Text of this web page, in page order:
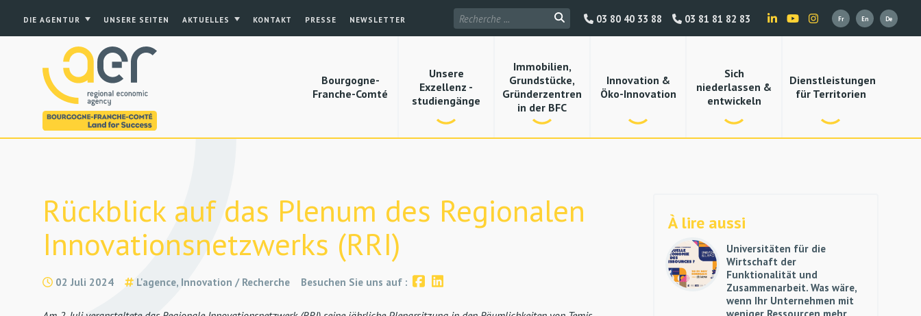
DIE AGENTUR UNSERE SEITEN AKTUELLES KONTAKT PRESSE NEWSLETTER 03 81 81 82 83
03 80 40 33 88
Bourgogne-
Franche-Comté
Unsere
Exzellenz -
studiengänge
Immobilien,
Grundstücke,
Gründerzentren
in der BFC
Innovation &
Öko-Innovation
Sich
niederlassen &
entwickeln
Dienstleistungen
für Territorien
Rückblick auf das Plenum des Regionalen
Innovationsnetzwerks (RRI)
02 Juli 2024 L'agence, Innovation / Recherche Besuchen Sie uns auf :
À lire aussi
Universitäten für die
Wirtschaft der
Funktionalität und
Zusammenarbeit. Was wäre,
wenn Ihr Unternehmen mit